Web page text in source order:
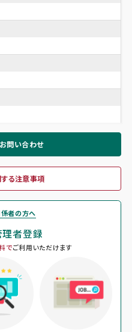
問い合わせ
る注意事項
者の方へ
者登録
でご利用いただけます